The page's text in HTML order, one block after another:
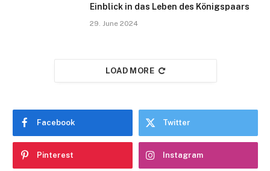
Einblick in das Leben des Königspaars
29. June 2024
LOAD MORE
Facebook Twitter
Pinterest Instagram